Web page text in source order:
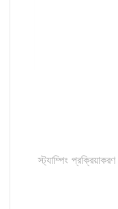
স্ট্যাম্পিং